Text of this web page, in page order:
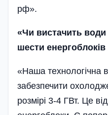
рф».
«Чи вистачить
шести
«Наша технологічна
забезпечити
розмірі 3-4 ГВт. Це